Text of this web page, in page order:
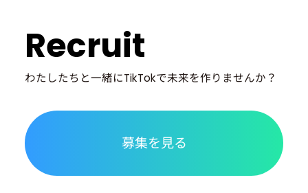
Recruit
わたしたちと一緒にTikTokで未来を作りませんか？
募集を見る